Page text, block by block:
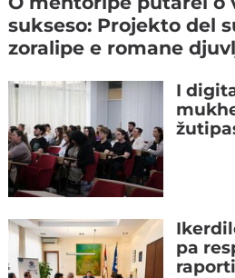
sukseso: Projekto del
zoralipe e romane
I
pa